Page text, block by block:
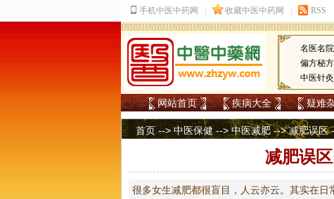
名医名院
偏方秘方
中医针灸
网站首页 疾病大全 疑难
首页 -->中医保健 -->中医减肥-->减肥误区
减肥误
很多女生减肥都很盲目，人云亦云。其实在日